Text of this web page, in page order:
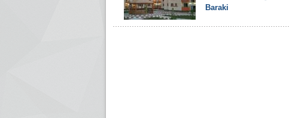
Baraki